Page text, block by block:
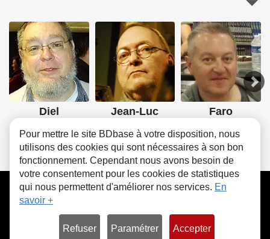
Diel
Jean-Luc
Faro
CGU FAQ Contact Cookies
Pour mettre le site BDbase à votre disposition, nous
utilisons des cookies qui sont nécessaires à son bon
fonctionnement. Cependant nous avons besoin de
votre consentement pour les cookies de statistiques
qui nous permettent d'améliorer nos services. En
savoir +
Refuser Paramétrer Accepter